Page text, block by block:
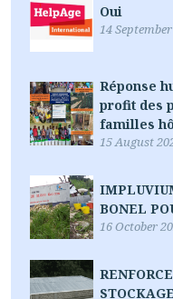
Oui
14
Réponse
profit des
familles
15 August
BONEL
16 October